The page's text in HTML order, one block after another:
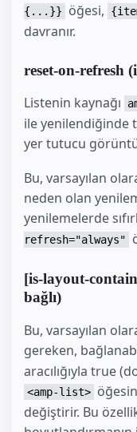
{...}}
öğesi,
davranır.
reset-on-refresh
Listenin kaynağı
ile yenilendiğinde
yer tutucu
Bu, varsayılan
neden olan
yenilemelerde
refresh="always"
[is-layout-
bağlı)
Bu, varsayılan
gereken,
aracılığıyla true
<amp-list>
değiştirir. Bu